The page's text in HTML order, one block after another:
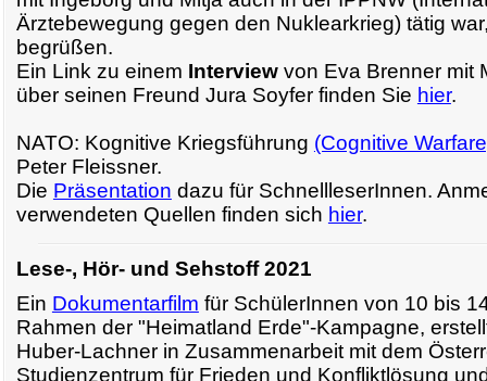
Ärztebewegung gegen den Nuklearkrieg) tätig
begrüßen.
Ein Link zu einem Interviewvon Eva Brenner mit
über seinen Freund Jura Soyfer finden Sie hier.
NATO: Kognitive Kriegsführung (Cognitive
Peter Fleissner.
Die Präsentation dazu für SchnellleserInnen.
verwendeten Quellen finden sich hier.
Lese-, Hör- und Sehstoff 2021
Ein Dokumentarfilm für SchülerInnen von 10 bis
Rahmen der "Heimatland Erde"-Kampagne,
Huber-Lachner in Zusammenarbeit mit dem
Studienzentrum für Frieden und Konfliktlösung